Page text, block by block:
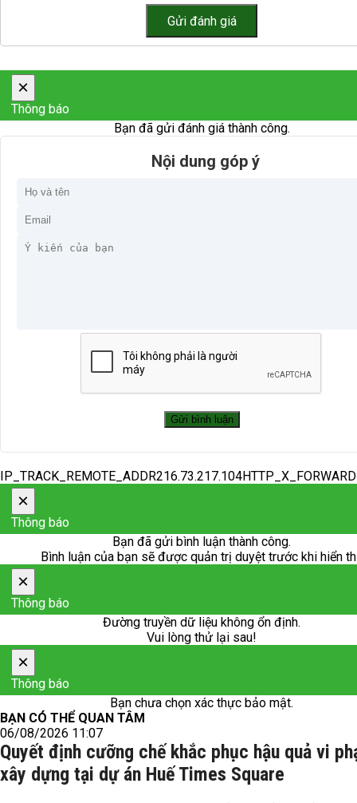
×
Thông báo
Bạn đã gửi đánh giá thành công.
Nội dung góp ý
×
Thông báo
Bạn đã gửi bình luận thành công.
Bình luận của bạn sẽ được quản trị duyệt trước khi hiển
×
Thông báo
Đường truyền dữ liệu không ổn định.
Vui lòng thử lại sau!
×
Thông báo
Bạn chưa chọn xác thực bảo mật.
BẠN CÓ THỂ QUAN TÂM
06/08/2026 11:07
Quyết định cưỡng chế khắc phục hậu quả vi
xây dựng tại dự án Huế Times Square